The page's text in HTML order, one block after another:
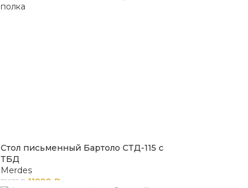
Стол письменный Бартоло СТД-115 с
ТБД
Merdes
12621 ₽ 11990 ₽